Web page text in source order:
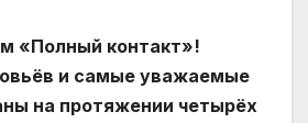
«Полный контакт»!
и самые уважаемые
на протяжении четырёх